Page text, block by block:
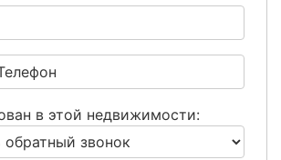
в этой недвижимости: